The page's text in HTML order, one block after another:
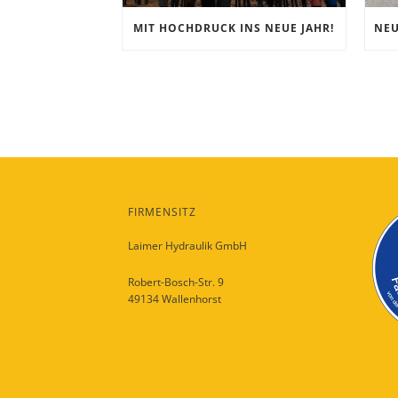
MIT HOCHDRUCK INS NEUE JAHR!
FIRMENSITZ
Laimer Hydraulik GmbH
Robert-Bosch-Str. 9
49134 Wallenhorst